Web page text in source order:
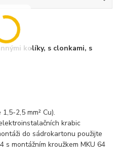
kolíky, s clonkami, s
2,5 mm² Cu).
krabic
do sádrokartonu použijte
s montážním kroužkem MKU 64